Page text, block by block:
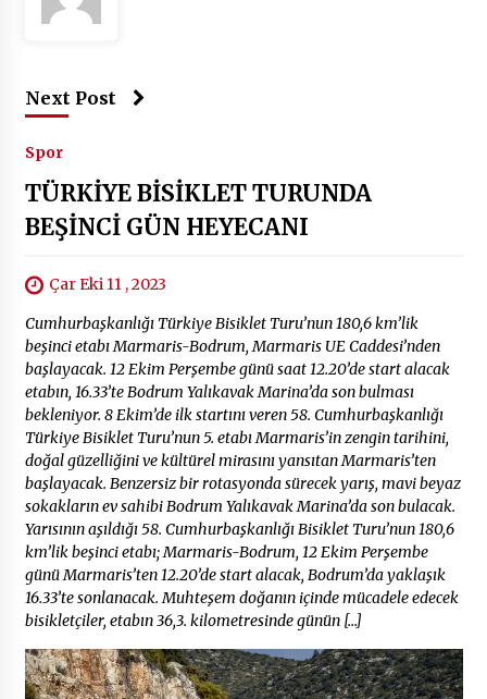
Next Post
Spor
TÜRKİYE BİSİKLET TURUNDA
BEŞİNCİ GÜN HEYECANI
Çar Eki 11 , 2023
Cumhurbaşkanlığı Türkiye Bisiklet Turu’nun 180,6 km’lik
beşinci etabı Marmaris-Bodrum, Marmaris UE Caddesi’nden
başlayacak. 12 Ekim Perşembe günü saat 12.20’de start alacak
etabın, 16.33’te Bodrum Yalıkavak Marina’da son bulması
bekleniyor. 8 Ekim’de ilk startını veren 58. Cumhurbaşkanlığı
Türkiye Bisiklet Turu’nun 5. etabı Marmaris’in zengin tarihini,
doğal güzelliğini ve kültürel mirasını yansıtan Marmaris’ten
başlayacak. Benzersiz bir rotasyonda sürecek yarış, mavi beyaz
sokakların ev sahibi Bodrum Yalıkavak Marina’da son bulacak.
Yarısının aşıldığı 58. Cumhurbaşkanlığı Bisiklet Turu’nun 180,6
km’lik beşinci etabı; Marmaris-Bodrum, 12 Ekim Perşembe
günü Marmaris’ten 12.20’de start alacak, Bodrum’da yaklaşık
16.33’te sonlanacak. Muhteşem doğanın içinde mücadele edecek
bisikletçiler, etabın 36,3. kilometresinde günün […]